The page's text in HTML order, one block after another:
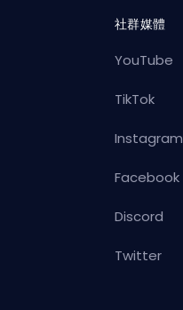
社群媒體
YouTube
TikTok
Instagram
Facebook
Discord
Twitter